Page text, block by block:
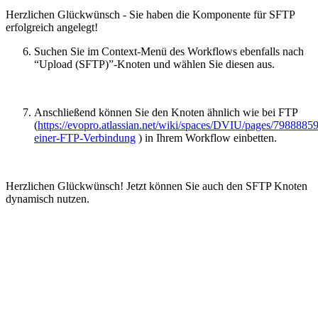
Herzlichen Glückwünsch - Sie haben die Komponente für SFTP
erfolgreich angelegt!
Suchen Sie im Context-Menü des Workflows ebenfalls nach
“Upload (SFTP)”-Knoten und wählen Sie diesen aus.
Anschließend können Sie den Knoten ähnlich wie bei FTP
(https://evopro.atlassian.net/wiki/spaces/DVIU/pages/
einer-FTP-Verbindung ) in Ihrem Workflow einbetten.
Herzlichen Glückwünsch! Jetzt können Sie auch den SFTP Knoten
dynamisch nutzen.